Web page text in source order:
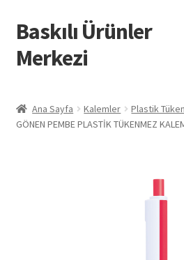
Dolaşıma
geç
İçeriğe
geç
Baskılı Ürünler
Merkezi
Baskılı Ürünler
Ana Sayfa Kalemler Plastik
GÖNEN PEMBE PLASTİK TÜKENMEZ